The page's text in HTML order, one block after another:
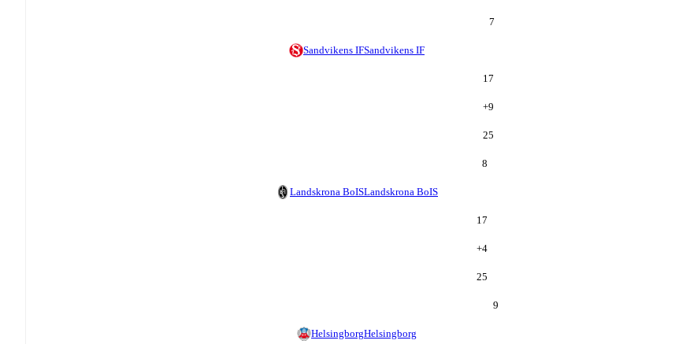
7
Sandvikens IFSandvikens IF
17
+9
25
8
Landskrona BoISLandskrona BoIS
17
+4
25
9
HelsingborgHelsingborg